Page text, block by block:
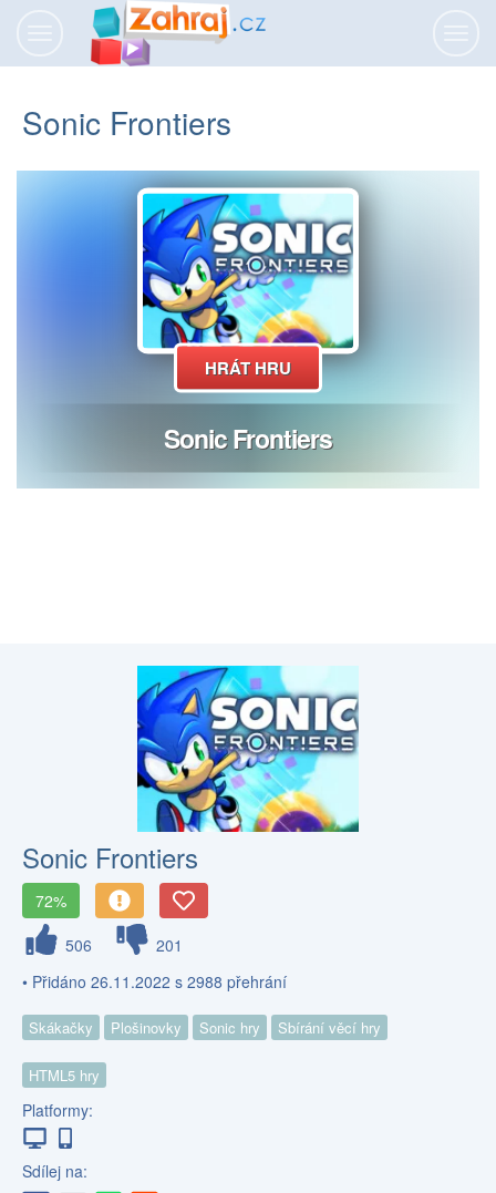
Sonic Frontiers
Sonic Frontiers
72%
506
201
• Přidáno 26.11.2022 s 2988 přehrání
Skákačky Plošinovky Sonic hry Sbírání věcí hry
HTML5 hry
Platformy:
Sdílej na: